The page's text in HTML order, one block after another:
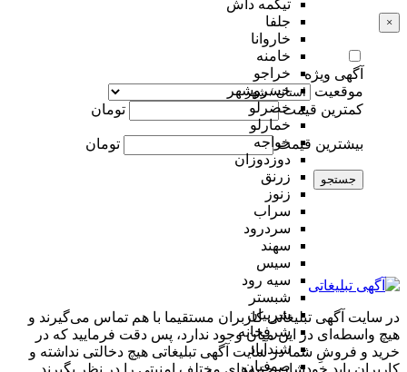
تیکمه داش
جلفا
خاروانا
خامنه
خراجو
خسروشهر
خضرلو
خمارلو
خواجه
دوزدوزان
زرنق
زنوز
سراب
سردرود
سهند
سیس
سیه رود
شبستر
شربیان
شرفخانه
شندآباد
صوفیان
×
آگهی ویژه
موقعیت
کمترین قیمت
تومان
بیشترین قیمت تومان
جستجو
در سایت آگهی تبلیغاتی کاربران مستقیما با هم تماس می‌گیرند و
هیچ واسطه‌ای در این میان وجود ندارد، پس دقت فرمایید که در
خرید و فروشِ شما در سایت آگهی تبلیغاتی هیچ دخالتی نداشته و
کاربران باید خودشان جنبه‌های مختلف امنیتی را در نظر بگیرند.